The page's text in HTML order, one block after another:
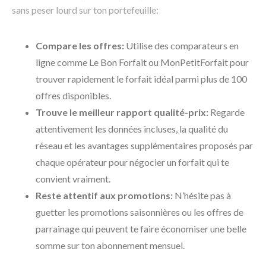
sans peser lourd sur ton portefeuille:
Compare les offres: Utilise des comparateurs en
ligne comme Le Bon Forfait ou MonPetitForfait pour
trouver rapidement le forfait idéal parmi plus de 100
offres disponibles.
Trouve le meilleur rapport qualité-prix: Regarde
attentivement les données incluses, la qualité du
réseau et les avantages supplémentaires proposés par
chaque opérateur pour négocier un forfait qui te
convient vraiment.
Reste attentif aux promotions: N’hésite pas à
guetter les promotions saisonnières ou les offres de
parrainage qui peuvent te faire économiser une belle
somme sur ton abonnement mensuel.